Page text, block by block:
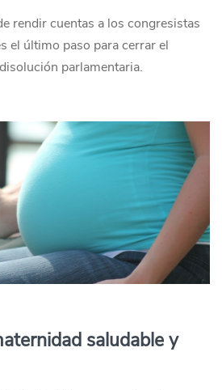
rendir cuentas a los congresistas
el último paso para cerrar el
parlamentaria.
saludable y